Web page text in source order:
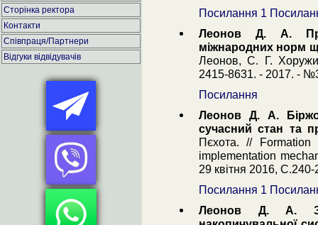
Сторінка ректора
Контакти
Співпраця/Партнери
Відгуки відвідувачів
Посилання 1
Леонов Д. А.
міжнародних норм
Леонов, С. Г.
2415-8631. - 2017. -
Посилання
Леонов Д. А.
сучасний стан та
Пєхота. //
implementation
29 квітня 2016, С.240-
Посилання 1
Леонов Д. А.